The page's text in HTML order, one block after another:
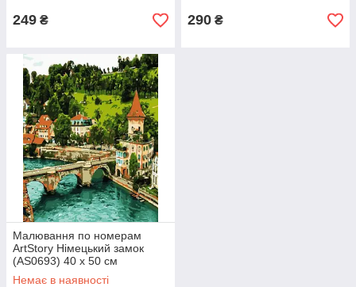
249 ₴ 290 ₴
Малювання по номерам
ArtStory Німецький замок
(AS0693) 40 х 50 см
Немає в наявності